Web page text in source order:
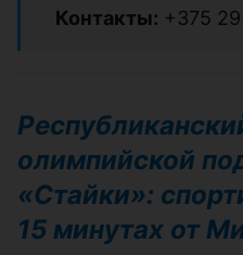
Контакты: +375
олимпийской
«Стайки»:
15 минутах от